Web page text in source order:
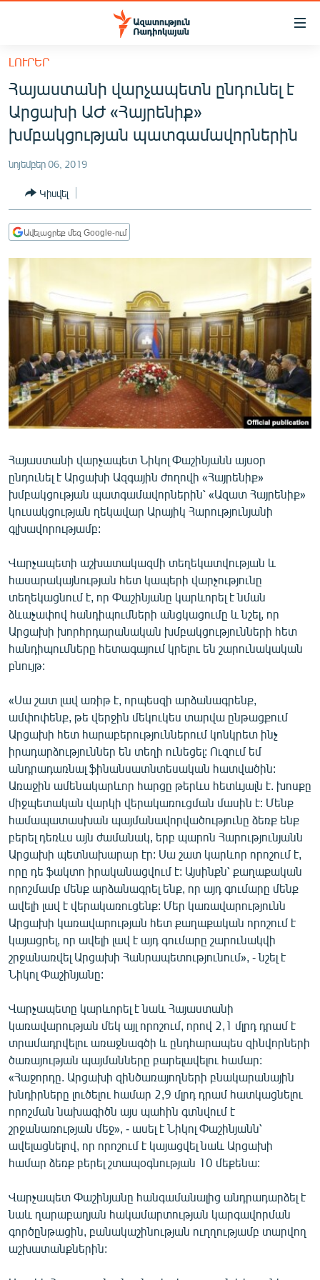
Մատչելիության
հիմնական
բովանդակությանը
Անցնել
հիմնական
մենյուին
ՀԱՅԱՍՏԱՆ
ՔԱՂԱՔԱԿԱՆ
ՀԱՍԱՐԱԿՈՒԹՅՈՒՆ
ՏՆՏԵՍՈՒԹՅՈՒՆ
ՂԱՐԱԲԱՂ
ՊԱՏԵՐԱԶՄԻ 6 ՇԱԲԱԹՆԵՐԸ
ՏԱՐԱԾԱՇՐՋԱՆ
ՄԻՋԱԶԳԱՅԻՆ
ՄՇԱԿՈՒՅԹ
ՍՊՈՐՏ
ՄԵԿՆԱԲԱՆՈՒԹՅՈՒՆ
ԿՈՐՈՆԱՎԻՐՈՒՍ
ԱՐԽԻՎ
ՏԵՍԱՆՅՈՒԹԵՐ
ԲԱՆԱՎԵՃ
ՁԳՏԵԼՈՎ ԼԱՎԱԳՈՒՅՆԻՆ
ՓՈԴՔԱՍԹ
Հայերեն
English
ՀԵՏԵՎԵՔ ՄԵԶ
«Ազատության» բոլոր կայքերը
ԼՈՒՐԵՐ
Հայաստանի վարչապետն ընդունել է
Արցախի ԱԺ «Հայրենիք»
խմբակցության պատգամավորներին
նոյեմբեր 06, 2019
Կիսվել
Ավելացրեք մեզ Google-ում
Հայաստանի վարչապետ Նիկոլ Փաշինյանն այսօր
ընդունել է Արցախի Ազգային ժողովի «Հայրենիք»
խմբակցության պատգամավորներին՝ «Ազատ Հայրենիք»
կուսակցության ղեկավար Արայիկ Հարությունյանի
գլխավորությամբ:
Վարչապետի աշխատակազմի տեղեկատվության և
հասարակայնության հետ կապերի վարչությունը
տեղեկացնում է, որ Փաշինյանը կարևորել է նման
ձևաչափով հանդիպումների անցկացումը և նշել, որ
Արցախի խորհրդարանական խմբակցությունների հետ
հանդիպումները հետագայում կրելու են շարունակական
բնույթ:
«Սա շատ լավ առիթ է, որպեսզի արձանագրենք,
ամփոփենք, թե վերջին մեկուկես տարվա ընթացքում
Արցախի հետ հարաբերություններում կոնկրետ ինչ
իրադարձություններ են տեղի ունեցել: Ուզում եմ
անդրադառնալ ֆինանսատնտեսական հատվածին:
Առաջին ամենակարևոր հարցը թերևս հետևյալն է. խոսքը
միջպետական վարկի վերակառուցման մասին է: Մենք
համապատասխան պայմանավորվածությունը ձեռք ենք
բերել դեռևս այն ժամանակ, երբ պարոն Հարությունյանն
Արցախի պետնախարար էր: Սա շատ կարևոր որոշում է,
որը դե ֆակտո իրականացվում է: Այսինքն՝ քաղաքական
որոշմամբ մենք արձանագրել ենք, որ այդ գումարը մենք
ավելի լավ է վերակառուցենք: Մեր կառավարությունն
Արցախի կառավարության հետ քաղաքական որոշում է
կայացրել, որ ավելի լավ է այդ գումարը շարունակվի
շրջանառվել Արցախի Հանրապետությունում», - նշել է
Նիկոլ Փաշինյանը:
Վարչապետը կարևորել է նաև Հայաստանի
կառավարության մեկ այլ որոշում, որով 2,1 մլրդ դրամ է
տրամադրվելու առաջնագծի և ընդհարապես զինվորների
ծառայության պայմանները բարելավելու համար:
«Հաջորդը. Արցախի զինծառայողների բնակարանային
խնդիրները լուծելու համար 2,9 մլրդ դրամ հատկացնելու
որոշման նախագիծն այս պահին գտնվում է
շրջանառության մեջ», - ասել է Նիկոլ Փաշինյանն՝
ավելացնելով, որ որոշում է կայացվել նաև Արցախի
համար ձեռք բերել շտապօգնության 10 մեքենա:
Վարչապետ Փաշինյանը հանգամանալից անդրադարձել է
նաև ղարաբաղյան հակամարտության կարգավորման
գործընթացին, բանակաշինության ուղղությամբ տարվող
աշխատանքներին: